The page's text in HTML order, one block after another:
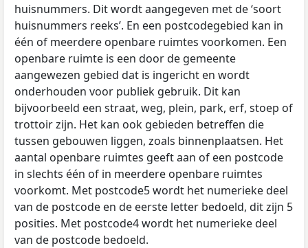
huisnummers. Dit wordt aangegeven met de ‘soort
huisnummers reeks’. En een postcodegebied kan in
één of meerdere openbare ruimtes voorkomen. Een
openbare ruimte is een door de gemeente
aangewezen gebied dat is ingericht en wordt
onderhouden voor publiek gebruik. Dit kan
bijvoorbeeld een straat, weg, plein, park, erf, stoep of
trottoir zijn. Het kan ook gebieden betreffen die
tussen gebouwen liggen, zoals binnenplaatsen. Het
aantal openbare ruimtes geeft aan of een postcode
in slechts één of in meerdere openbare ruimtes
voorkomt. Met postcode5 wordt het numerieke deel
van de postcode en de eerste letter bedoeld, dit zijn 5
posities. Met postcode4 wordt het numerieke deel
van de postcode bedoeld.